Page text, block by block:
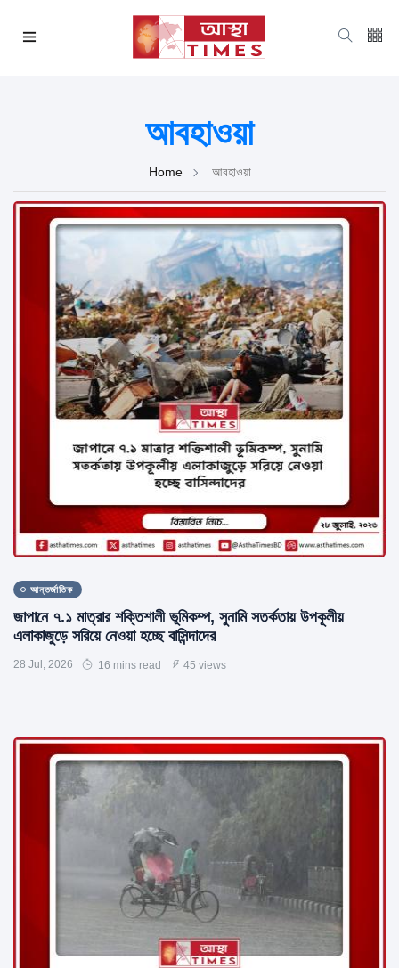
আবহাওয়া
Home আবহাওয়া
আন্তর্জাতিক
জাপানে ৭.১ মাত্রার শক্তিশালী ভূমিকম্প, সুনামি সতর্কতায় উপকূলীয়
এলাকাজুড়ে সরিয়ে নেওয়া হচ্ছে বাসিন্দাদের
28 Jul, 2026 16 mins read 45 views